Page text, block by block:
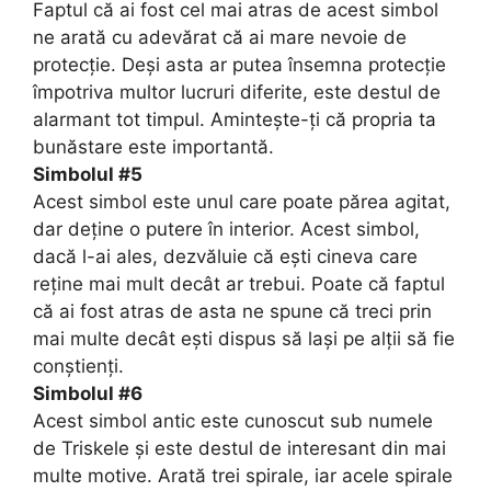
Faptul că ai fost cel mai atras de acest simbol
ne arată cu adevărat că ai mare nevoie de
protecție. Deși asta ar putea însemna protecție
împotriva multor lucruri diferite, este destul de
alarmant tot timpul. Amintește-ți că propria ta
bunăstare este importantă.
Simbolul #5
Acest simbol este unul care poate părea agitat,
dar deține o putere în interior. Acest simbol,
dacă l-ai ales, dezvăluie că ești cineva care
reține mai mult decât ar trebui. Poate că faptul
că ai fost atras de asta ne spune că treci prin
mai multe decât ești dispus să lași pe alții să fie
conștienți.
Simbolul #6
Acest simbol antic este cunoscut sub numele
de Triskele și este destul de interesant din mai
multe motive. Arată trei spirale, iar acele spirale